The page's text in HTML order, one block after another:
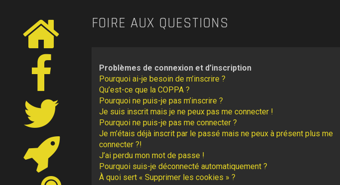
FOIRE AUX QUESTIONS
Problèmes de connexion et d’inscription
Pourquoi ai-je besoin de m’inscrire ?
Qu’est-ce que la COPPA ?
Pourquoi ne puis-je pas m’inscrire ?
Je suis inscrit mais je ne peux pas me connecter !
Pourquoi ne puis-je pas me connecter ?
Je m’étais déjà inscrit par le passé mais ne peux à présent plus me
connecter ?!
J’ai perdu mon mot de passe !
Pourquoi suis-je déconnecté automatiquement ?
À quoi sert « Supprimer les cookies » ?